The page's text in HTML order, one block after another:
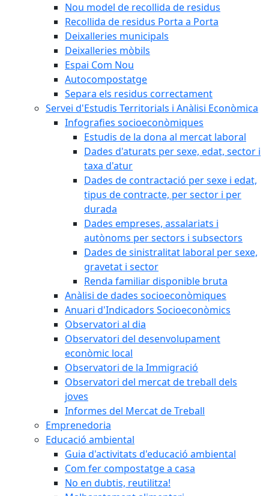
Nou model de recollida de residus
Recollida de residus Porta a Porta
Deixalleries municipals
Deixalleries mòbils
Espai Com Nou
Autocompostatge
Separa els residus correctament
Servei d'Estudis Territorials i Anàlisi Econòmica
Infografies socioeconòmiques
Estudis de la dona al mercat laboral
Dades d'aturats per sexe, edat, sector i
taxa d'atur
Dades de contractació per sexe i edat,
tipus de contracte, per sector i per
durada
Dades empreses, assalariats i
autònoms per sectors i subsectors
Dades de sinistralitat laboral per sexe,
gravetat i sector
Renda familiar disponible bruta
Anàlisi de dades socioeconòmiques
Anuari d'Indicadors Socioeconòmics
Observatori al dia
Observatori del desenvolupament
econòmic local
Observatori de la Immigració
Observatori del mercat de treball dels
joves
Informes del Mercat de Treball
Emprenedoria
Educació ambiental
Guia d'activitats d'educació ambiental
Com fer compostatge a casa
No en dubtis, reutilitza!